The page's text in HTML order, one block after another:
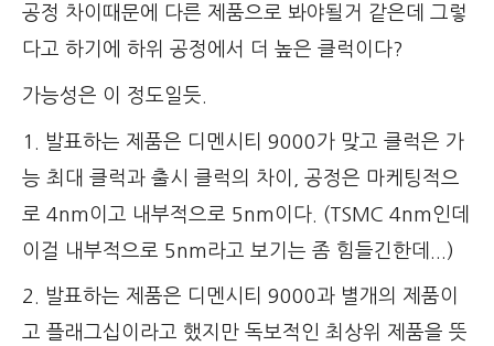
공정 차이때문에 다른 제품으로 봐야될거 같은데 그렇
다고 하기에 하위 공정에서 더 높은 클럭이다?
가능성은 이 정도일듯.
1. 발표하는 제품은 디멘시티 9000가 맞고 클럭은 가
능 최대 클럭과 출시 클럭의 차이, 공정은 마케팅적으
로 4nm이고 내부적으로 5nm이다. (TSMC 4nm인데
이걸 내부적으로 5nm라고 보기는 좀 힘들긴한데...)
2. 발표하는 제품은 디멘시티 9000과 별개의 제품이
고 플래그십이라고 했지만 독보적인 최상위 제품을 뜻